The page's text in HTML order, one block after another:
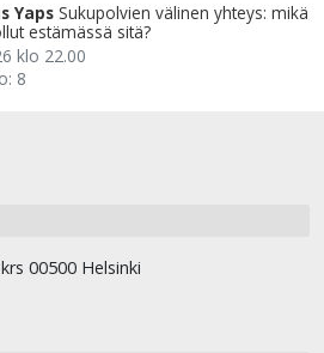
Yaps Sukupolvien välinen yhteys: mikä
estämässä sitä?
klo 22.00
8
00500 Helsinki